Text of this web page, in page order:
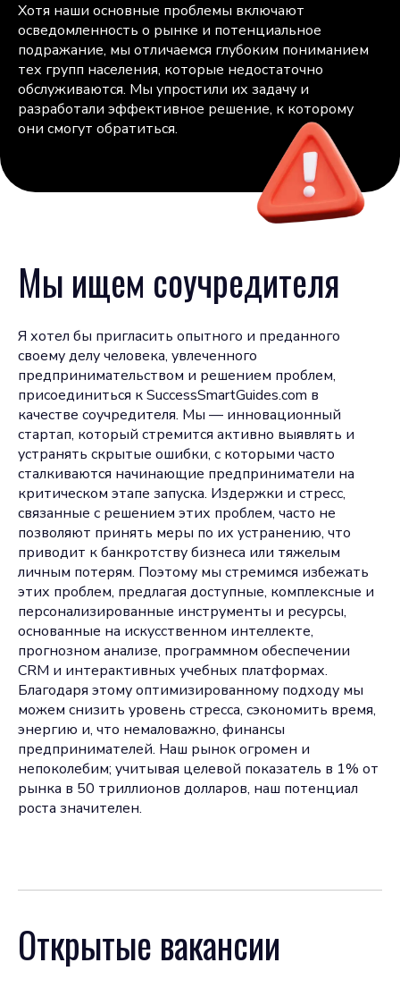
Хотя наши основные проблемы включают
осведомленность о рынке и потенциальное
подражание, мы отличаемся глубоким пониманием
тех групп населения, которые недостаточно
обслуживаются. Мы упростили их задачу и
разработали эффективное решение, к которому
они смогут обратиться.
Мы ищем соучредителя
Я хотел бы пригласить опытного и преданного
своему делу человека, увлеченного
предпринимательством и решением проблем,
присоединиться к SuccessSmartGuides.com в
качестве соучредителя. Мы — инновационный
стартап, который стремится активно выявлять и
устранять скрытые ошибки, с которыми часто
сталкиваются начинающие предприниматели на
критическом этапе запуска. Издержки и стресс,
связанные с решением этих проблем, часто не
позволяют принять меры по их устранению, что
приводит к банкротству бизнеса или тяжелым
личным потерям. Поэтому мы стремимся избежать
этих проблем, предлагая доступные, комплексные и
персонализированные инструменты и ресурсы,
основанные на искусственном интеллекте,
прогнозном анализе, программном обеспечении
CRM и интерактивных учебных платформах.
Благодаря этому оптимизированному подходу мы
можем снизить уровень стресса, сэкономить время,
энергию и, что немаловажно, финансы
предпринимателей. Наш рынок огромен и
непоколебим; учитывая целевой показатель в 1% от
рынка в 50 триллионов долларов, наш потенциал
роста значителен.
Открытые вакансии